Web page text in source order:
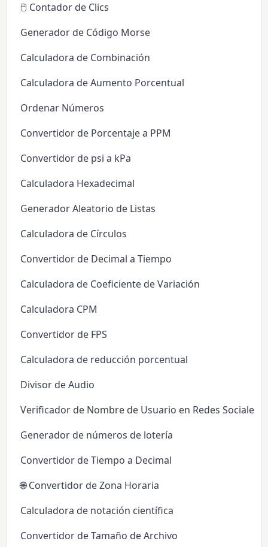
🖱️ Contador de Clics
Generador de Código Morse
Calculadora de Combinación
Calculadora de Aumento Porcentual
Ordenar Números
Convertidor de Porcentaje a PPM
Convertidor de psi a kPa
Calculadora Hexadecimal
Generador Aleatorio de Listas
Calculadora de Círculos
Convertidor de Decimal a Tiempo
Calculadora de Coeficiente de Variación
Calculadora CPM
Convertidor de FPS
Calculadora de reducción porcentual
Divisor de Audio
Verificador de Nombre de Usuario en Redes Sociales
Generador de números de lotería
Convertidor de Tiempo a Decimal
🌐 Convertidor de Zona Horaria
Calculadora de notación científica
Convertidor de Tamaño de Archivo